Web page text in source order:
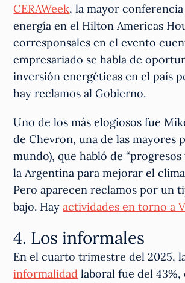
CERAWeek, la mayor
energía en el Hilton Americas
corresponsales en el evento
empresariado se habla de
inversión energéticas en el país
hay reclamos al Gobierno.
Uno de los más elogiosos fue
de Chevron, una de las mayores
mundo), que habló de “progresos
la Argentina para mejorar el
Pero aparecen reclamos por un
bajo. Hayactividades en torno a
4. Los informales
En el cuarto trimestre del 2025,
informalidad laboral fue del 43%,